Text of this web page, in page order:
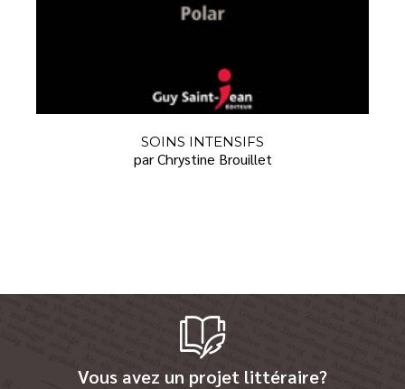
SOINS INTENSIFS
par Chrystine Brouillet
Vous avez un projet littéraire?